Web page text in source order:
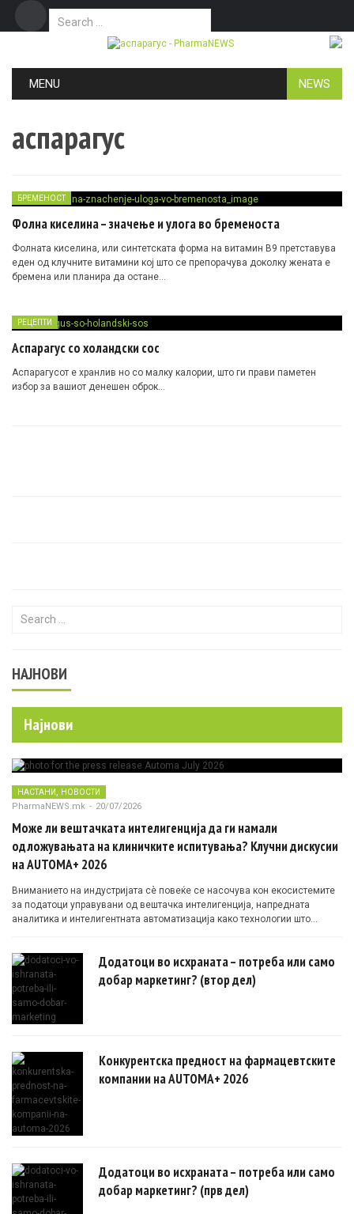
Search for:
MENU NEWS
аспарагус
БРЕМЕНОСТ
Фолна киселина – значење и улога во бременоста
Фолната киселина, или синтетската форма на витамин B9 претставува
еден од клучните витамини кој што се препорачува доколку жената е
бремена или планира да остане…
РЕЦЕПТИ
Аспарагус со холандски сос
Аспарагусот е хранлив но со малку калории, што ги прави паметен
избор за вашиот денешен оброк…
Search for:
НАЈНОВИ
Најнови
НАСТАНИ, НОВОСТИ
PharmaNEWS.mk - 20/07/2026
Може ли вештачката интелигенција да ги намали
одложувањата на клиничките испитувања? Клучни дискусии
на AUTOMA+ 2026
Вниманието на индустријата сè повеќе се насочува кон екосистемите
за податоци управувани од вештачка интелигенција, напредната
аналитика и интелигентната автоматизација како технологии што
Додатоци во исхраната – потреба или само
добар маркетинг? (втор дел)
Конкурентска предност на фармацевтските
компании на AUTOMA+ 2026
Додатоци во исхраната – потреба или само
добар маркетинг? (прв дел)